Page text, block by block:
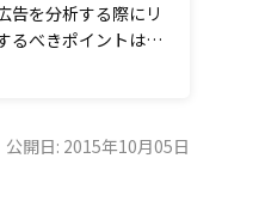
告を分析する際にリ
るべきポイントは？
ティングQ&A】
公開日: 2015年10月05日